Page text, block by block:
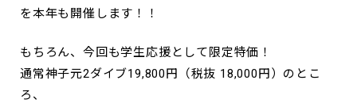
を本年も開催します！！
もちろん、今回も学生応援として限定特価！
通常神子元2ダイブ19,800円（税抜 18,000円）のとこ
ろ、